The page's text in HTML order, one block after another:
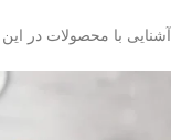
آشنایی با محصولات در